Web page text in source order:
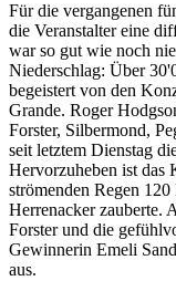
Für die vergangenen
die Veranstalter eine
war so gut wie noch
Niederschlag: Über
begeistert von den
Grande. Roger
Forster, Silbermond,
seit letztem Dienstag
Hervorzuheben ist das
strömenden Regen
Herrenacker zauberte.
Forster und die
Gewinnerin Emeli
aus.